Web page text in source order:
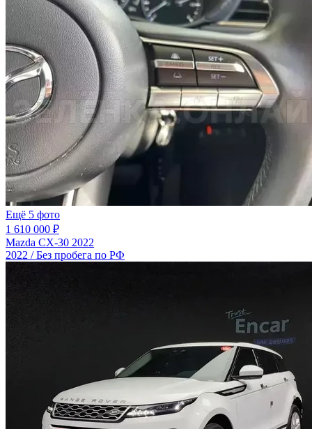
Ещё 5 фото
1 610 000 ₽
Mazda CX-30 2022
2022 / Без пробега по РФ